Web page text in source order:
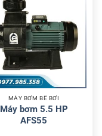
MÁY BƠM BỂ BƠI
Máy bơm 5.5 HP
AFS55